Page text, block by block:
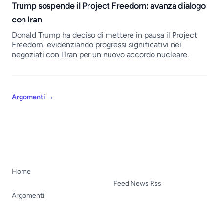
Trump sospende il Project Freedom: avanza dialogo
con Iran
Donald Trump ha deciso di mettere in pausa il Project
Freedom, evidenziando progressi significativi nei
negoziati con l'Iran per un nuovo accordo nucleare.
Argomenti →
Home
Argomenti
Feed News Rss